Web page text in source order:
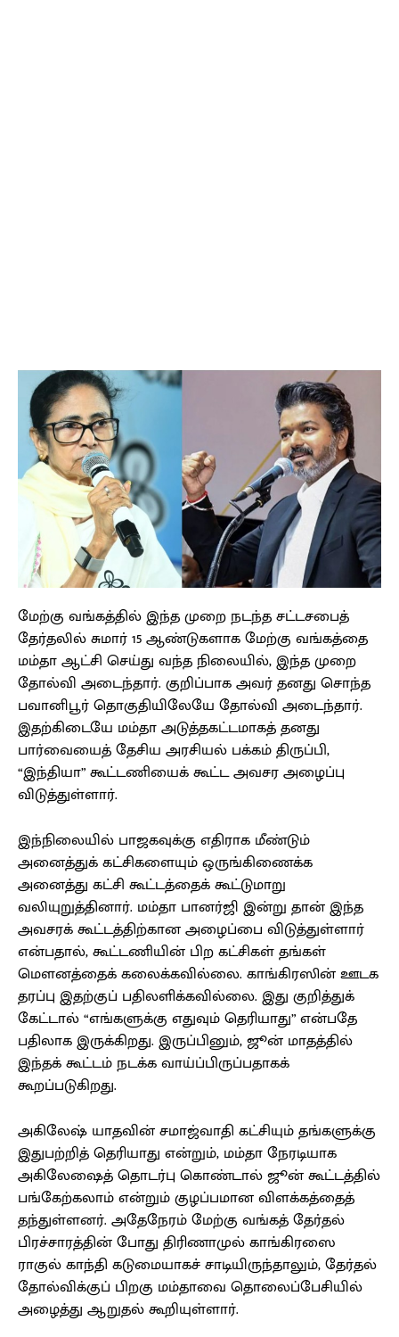
மேற்கு வங்கத்தில் இந்த முறை நடந்த சட்டசபைத்
தேர்தலில் சுமார் 15 ஆண்டுகளாக மேற்கு வங்கத்தை
மம்தா ஆட்சி செய்து வந்த நிலையில், இந்த முறை
தோல்வி அடைந்தார். குறிப்பாக அவர் தனது சொந்த
பவானிபூர் தொகுதியிலேயே தோல்வி அடைந்தார்.
இதற்கிடையே மம்தா அடுத்தகட்டமாகத் தனது
பார்வையைத் தேசிய அரசியல் பக்கம் திருப்பி,
“இந்தியா” கூட்டணியைக் கூட்ட அவசர அழைப்பு
விடுத்துள்ளார்.
இந்நிலையில் பாஜகவுக்கு எதிராக மீண்டும்
அனைத்துக் கட்சிகளையும் ஒருங்கிணைக்க
அனைத்து கட்சி கூட்டத்தைக் கூட்டுமாறு
வலியுறுத்தினார். மம்தா பானர்ஜி இன்று தான் இந்த
அவசரக் கூட்டத்திற்கான அழைப்பை விடுத்துள்ளார்
என்பதால், கூட்டணியின் பிற கட்சிகள் தங்கள்
மௌனத்தைக் கலைக்கவில்லை. காங்கிரஸின் ஊடக
தரப்பு இதற்குப் பதிலளிக்கவில்லை. இது குறித்துக்
கேட்டால் “எங்களுக்கு எதுவும் தெரியாது” என்பதே
பதிலாக இருக்கிறது. இருப்பினும், ஜூன் மாதத்தில்
இந்தக் கூட்டம் நடக்க வாய்ப்பிருப்பதாகக்
கூறப்படுகிறது.
அகிலேஷ் யாதவின் சமாஜ்வாதி கட்சியும் தங்களுக்கு
இதுபற்றித் தெரியாது என்றும், மம்தா நேரடியாக
அகிலேஷைத் தொடர்பு கொண்டால் ஜூன் கூட்டத்தில்
பங்கேற்கலாம் என்றும் குழப்பமான விளக்கத்தைத்
தந்துள்ளனர். அதேநேரம் மேற்கு வங்கத் தேர்தல்
பிரச்சாரத்தின் போது திரிணாமுல் காங்கிரஸை
ராகுல் காந்தி கடுமையாகச் சாடியிருந்தாலும், தேர்தல்
தோல்விக்குப் பிறகு மம்தாவை தொலைப்பேசியில்
அழைத்து ஆறுதல் கூறியுள்ளார்.